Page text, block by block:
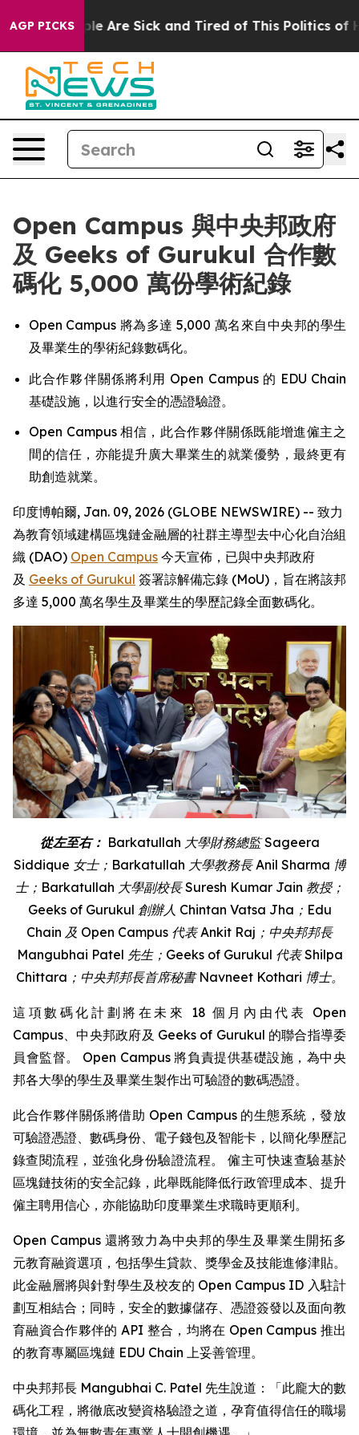
AGP PICKS
“People Are Sick and Tired of This Politics of
Open Campus 與中央邦政府
及 Geeks of Gurukul 合作數
碼化 5,000 萬份學術紀錄
Open Campus 將為多達 5,000 萬名來自中央邦的學生
及畢業生的學術紀錄數碼化。
此合作夥伴關係將利用 Open Campus 的 EDU Chain
基礎設施，以進行安全的憑證驗證。
Open Campus 相信，此合作夥伴關係既能增進僱主之
間的信任，亦能提升廣大畢業生的就業優勢，最終更有
助創造就業。
印度博帕爾, Jan. 09, 2026 (GLOBE NEWSWIRE) -- 致力
為教育領域建構區塊鏈金融層的社群主導型去中心化自治組
織 (DAO) Open Campus 今天宣佈，已與中央邦政府
及 Geeks of Gurukul 簽署諒解備忘錄 (MoU)，旨在將該邦
多達 5,000 萬名學生及畢業生的學歷記錄全面數碼化。
從左至右： Barkatullah 大學財務總監Sageera
Siddique 女士； Barkatullah 大學教務長Anil Sharma 博
士； Barkatullah 大學副校長Suresh Kumar Jain 教授；
Geeks of Gurukul 創辦人 Chintan Vatsa Jha ； Edu
Chain 及 Open Campus 代表Ankit Raj ；中央邦邦長
Mangubhai Patel 先生； Geeks of Gurukul 代表Shilpa
Chittara ；中央邦邦長首席秘書 Navneet Kothari 博士。
這項數碼化計劃將在未來 18 個月內由代表 Open
Campus、中央邦政府及 Geeks of Gurukul 的聯合指導委
員會監督。 Open Campus 將負責提供基礎設施，為中央
邦各大學的學生及畢業生製作出可驗證的數碼憑證。
此合作夥伴關係將借助 Open Campus 的生態系統，發放
可驗證憑證、數碼身份、電子錢包及智能卡，以簡化學歷記
錄查閱流程，並強化身份驗證流程。 僱主可快速查驗基於
區塊鏈技術的安全記錄，此舉既能降低行政管理成本、提升
僱主聘用信心，亦能協助印度畢業生求職時更順利。
Open Campus 還將致力為中央邦的學生及畢業生開拓多
元教育融資選項，包括學生貸款、獎學金及技能進修津貼。
此金融層將與針對學生及校友的 Open Campus ID 入駐計
劃互相結合；同時，安全的數據儲存、憑證簽發以及面向教
育融資合作夥伴的 API 整合，均將在 Open Campus 推出
的教育專屬區塊鏈 EDU Chain 上妥善管理。
中央邦邦長 Mangubhai C. Patel 先生說道：「此龐大的數
碼化工程，將徹底改變資格驗證之道，孕育值得信任的職場